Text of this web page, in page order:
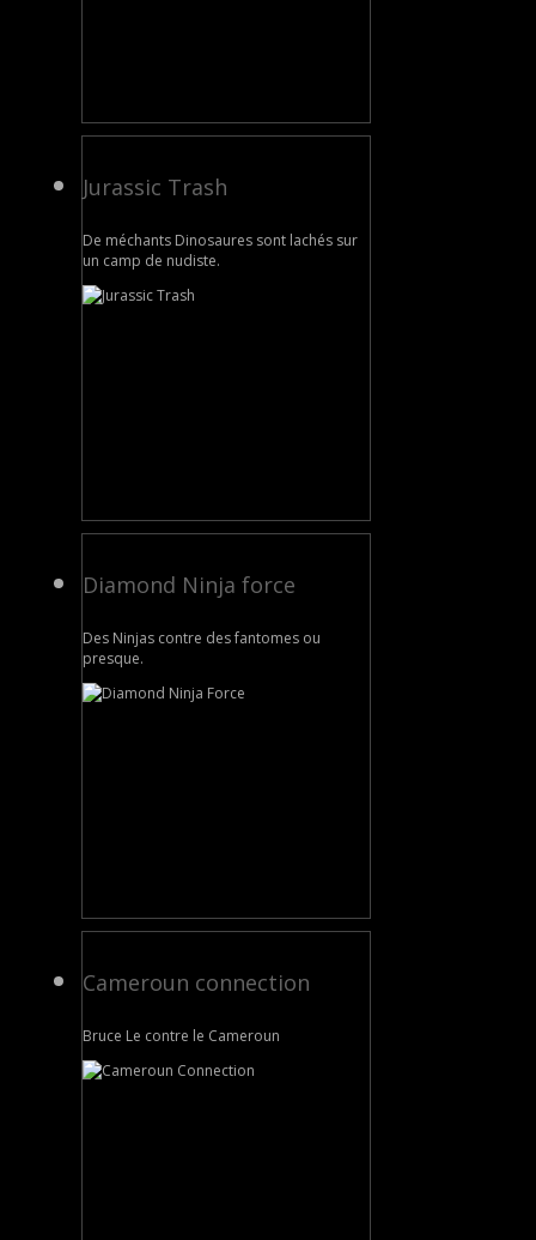
Jurassic Trash
De méchants Dinosaures sont lachés sur
un camp de nudiste.
Diamond Ninja force
Des Ninjas contre des fantomes ou
presque.
Cameroun connection
Bruce Le contre le Cameroun